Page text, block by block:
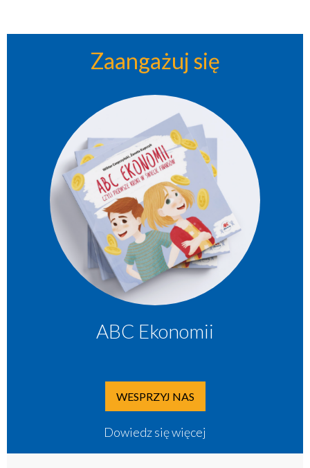
Zaangażuj się
ABC Ekonomii
WESPRZYJ NAS
Dowiedz się więcej